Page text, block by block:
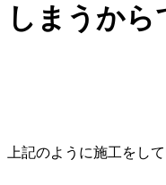
しまうから
上記のように施工をし